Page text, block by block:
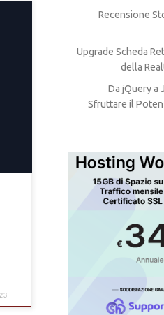
e
Recensione
Upgrade Scheda
della
Da jQuery a
Sfruttare il